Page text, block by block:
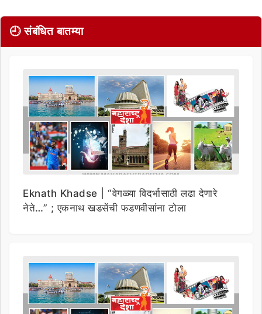
🕘 संबंधित बातम्या
Eknath Khadse | “वेगळ्या विदर्भासाठी लढा देणारे
नेते…” ; एकनाथ खडसेंची फडणवीसांना टोला